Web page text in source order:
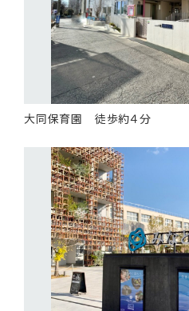
大同保育園 徒歩約４分